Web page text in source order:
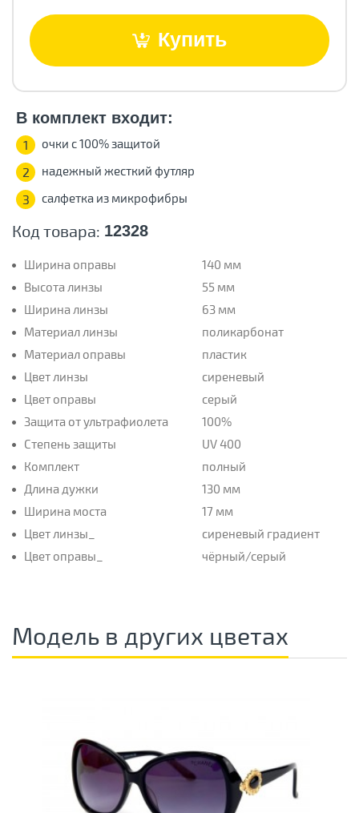
Код товара: 12328
Ширина оправы
140 мм
Высота линзы
55 мм
Ширина линзы
63 мм
Материал линзы
поликарбонат
Материал оправы
пластик
Цвет линзы
сиреневый
Цвет оправы
серый
Защита от ультрафиолета
100%
Степень защиты
UV 400
Комплект
полный
Длина дужки
130 мм
Ширина моста
17 мм
Цвет линзы_
сиреневый градиент
Цвет оправы_
чёрный/серый
Купить
В комплект входит:
1 очки с 100% защитой
2 надежный жесткий футляр
3 салфетка из микрофибры
Модель в других цветах